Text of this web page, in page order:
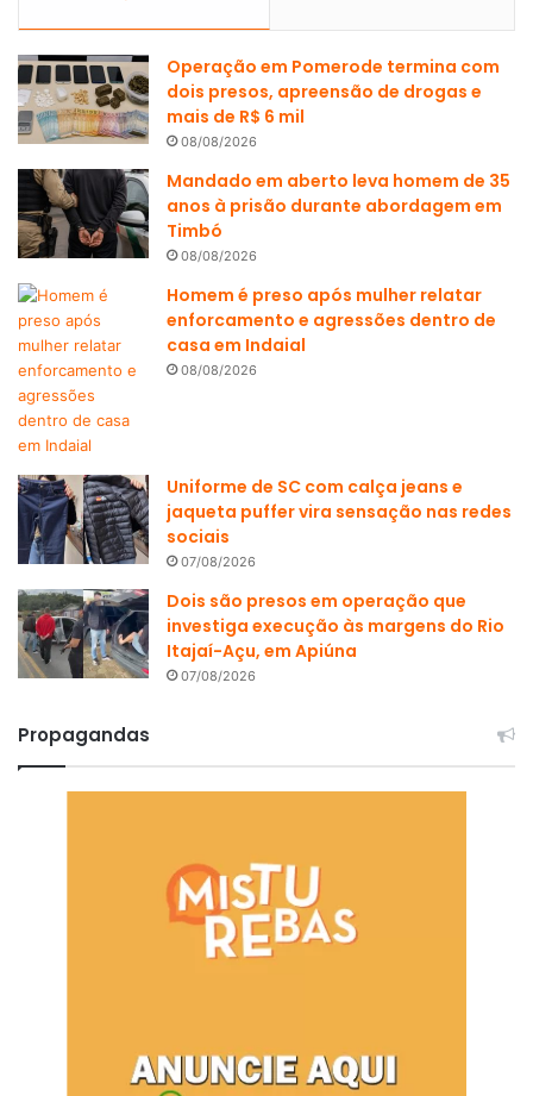
Operação em Pomerode termina com
dois presos, apreensão de drogas e
mais de R$ 6 mil
08/08/2026
Mandado em aberto leva homem de 35
anos à prisão durante abordagem em
Timbó
08/08/2026
Homem é preso após mulher relatar
enforcamento e agressões dentro de
casa em Indaial
08/08/2026
Uniforme de SC com calça jeans e
jaqueta puffer vira sensação nas redes
sociais
07/08/2026
Dois são presos em operação que
investiga execução às margens do Rio
Itajaí-Açu, em Apiúna
07/08/2026
Propagandas